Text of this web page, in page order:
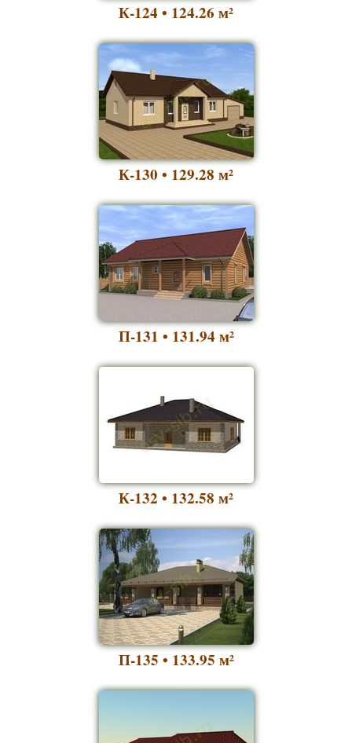
К-124 • 124.26 м²
К-130 • 129.28 м²
П-131 • 131.94 м²
К-132 • 132.58 м²
П-135 • 133.95 м²